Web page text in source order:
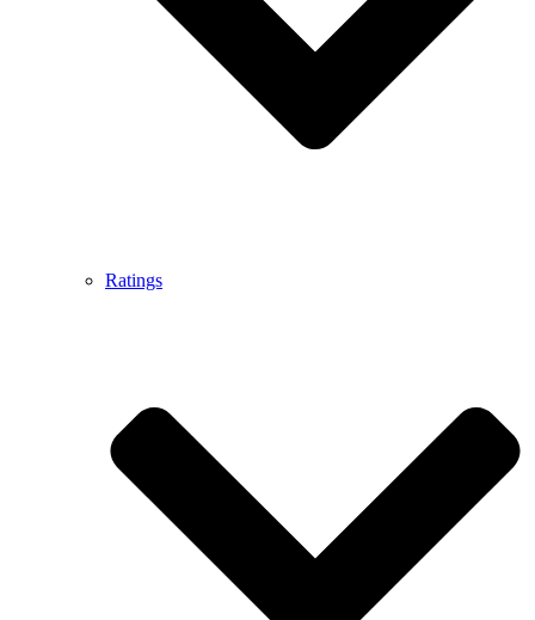
Ratings